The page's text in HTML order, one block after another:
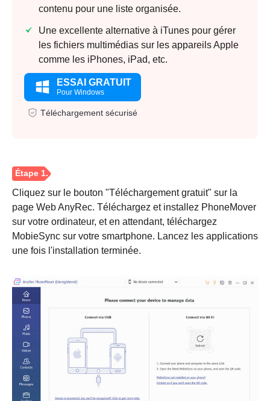
contenu pour une liste organisée.
Une excellente alternative à iTunes pour gérer
les fichiers multimédias sur les appareils Apple
comme les iPhones, iPad, etc.
ESSAI GRATUIT
Pour Windows
Téléchargement sécurisé
Cliquez sur le bouton "Téléchargement gratuit" sur la
page Web AnyRec. Téléchargez et installez PhoneMover
sur votre ordinateur, et en attendant, téléchargez
MobieSync sur votre smartphone. Lancez les applications
une fois l'installation terminée.